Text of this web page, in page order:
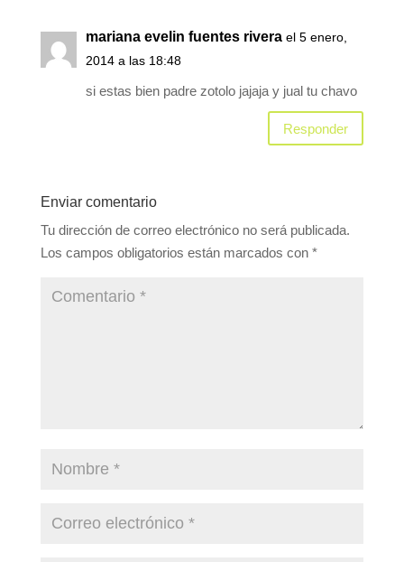
mariana evelin fuentes rivera el 5 enero,
2014 a las 18:48
si estas bien padre zotolo jajaja y jual tu chavo
Responder
Enviar comentario
Tu dirección de correo electrónico no será publicada.
Los campos obligatorios están marcados con *